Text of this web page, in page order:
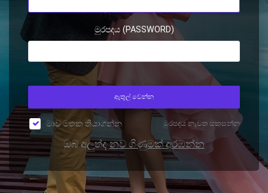
මුරපදය (PASSWORD)
ඇතුල් වෙන්න
මාව මතක තියාගන්න මුරපදය නැවත සකසන්න
ඔබ අලුත්ද නව ගිණුමක් අරඹන්න